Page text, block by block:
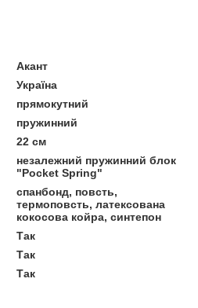
Акант
Україна
прямокутний
пружинний
22 см
незалежний пружинний блок
"Pocket Spring"
спанбонд, повсть,
термоповсть, латексована
кокосова койра, синтепон
Так
Так
Так